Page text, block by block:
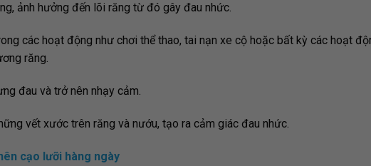
ảnh hưởng đến lõi răng từ đó gây đau nhức.
các hoạt động như chơi thể thao, tai nạn xe cộ hoặc bất kỳ các hoạt
răng.
đau và trở nên nhạy cảm.
vết xước trên răng và nướu, tạo ra cảm giác đau nhức.
cạo lưỡi hàng ngày